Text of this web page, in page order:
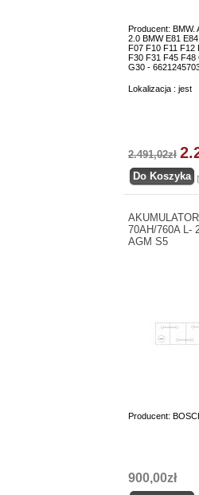
Producent: BMW.
2.0 BMW E81
F07 F10 F11 F12
F30 F31 F45 F48
G30 -
Lokalizacja : jest
2.491,02zł
70AH/760A L-
AGM S5
Producent:
900,00zł